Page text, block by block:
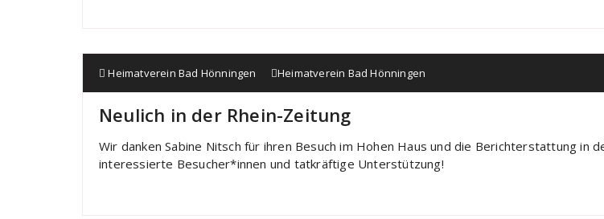
Heimatverein Bad Hönningen Heimatverein Bad Hönningen
Neulich in der Rhein-Zeitung
Wir danken Sabine Nitsch für ihren Besuch im Hohen Haus und die Berichterstattung in
interessierte Besucher*innen und tatkräftige Unterstützung!